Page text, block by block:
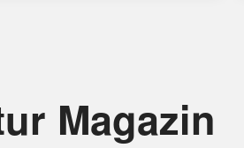
Magazin